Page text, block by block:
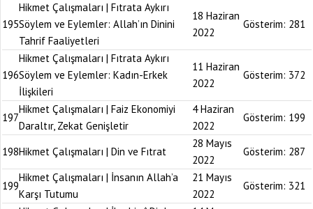
195
Hikmet Çalışmaları | Fıtrata Aykırı
Söylem ve Eylemler: Allah’ın Dinini
Tahrif Faaliyetleri
18 Haziran
2022
Gösterim: 281
196
Hikmet Çalışmaları | Fıtrata Aykırı
Söylem ve Eylemler: Kadın-Erkek
İlişkileri
11 Haziran
2022
Gösterim: 372
197
Hikmet Çalışmaları | Faiz Ekonomiyi
Daraltır, Zekat Genişletir
4 Haziran
2022
Gösterim: 199
198Hikmet Çalışmaları | Din ve Fıtrat
28 Mayıs
2022
Gösterim: 287
199
Hikmet Çalışmaları | İnsanın Allah’a
Karşı Tutumu
21 Mayıs
2022
Gösterim: 321